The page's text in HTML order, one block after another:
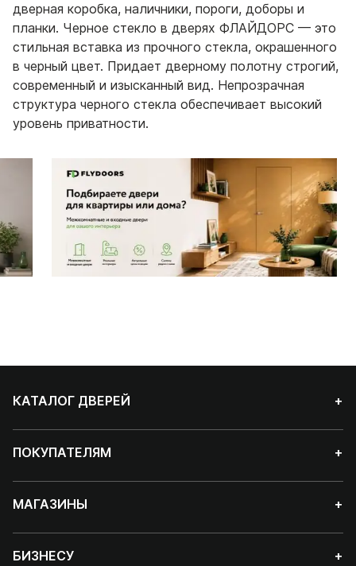
дверная коробка, наличники, пороги, доборы и
планки. Черное стекло в дверях ФЛАЙДОРС — это
стильная вставка из прочного стекла, окрашенного
в черный цвет. Придает дверному полотну строгий,
современный и изысканный вид. Непрозрачная
структура черного стекла обеспечивает высокий
уровень приватности.
КАТАЛОГ ДВЕРЕЙ +
ПОКУПАТЕЛЯМ +
МАГАЗИНЫ +
БИЗНЕСУ +